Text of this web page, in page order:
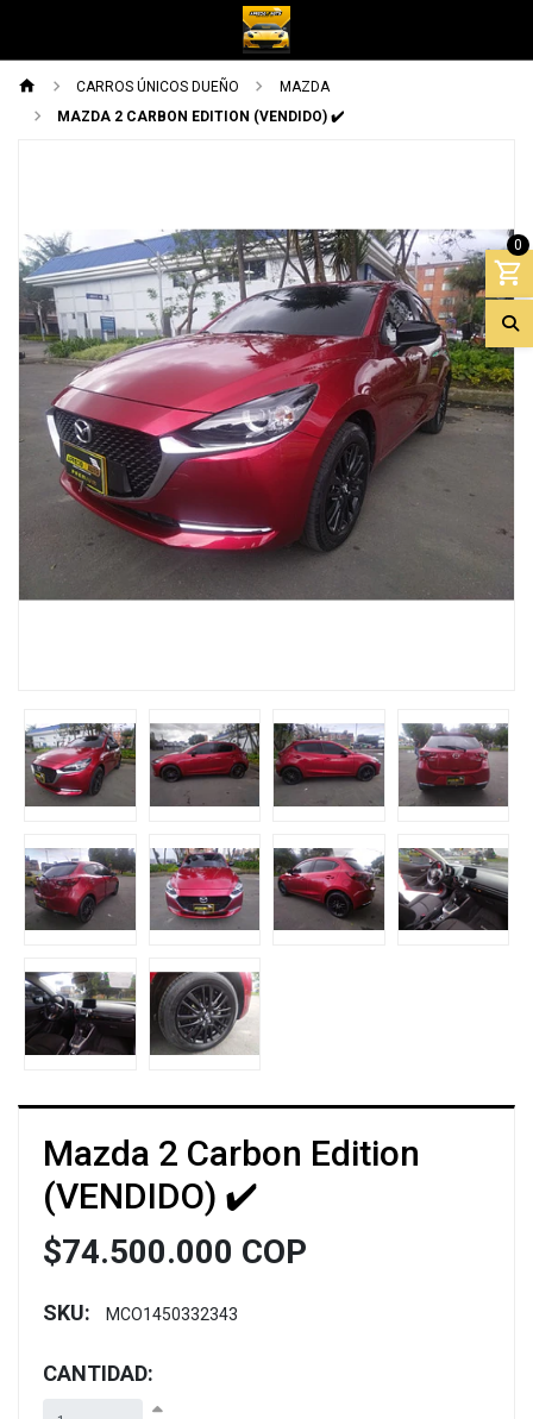
0
CARROS ÚNICOS DUEÑO
MAZDA
MAZDA 2 CARBON EDITION (VENDIDO) ✔️
Mazda 2 Carbon Edition
(VENDIDO) ✔️
$74.500.000 COP
SKU: MCO1450332343
CANTIDAD: